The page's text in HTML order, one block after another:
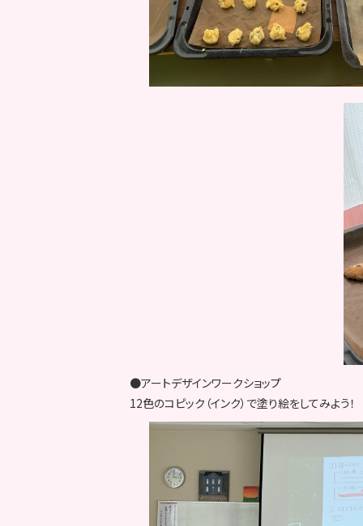
●アートデザインワークショップ
12色のコピック（インク）で塗り絵をしてみよう！